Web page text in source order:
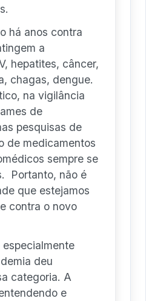
há anos contra
a
hepatites, câncer,
chagas, dengue.
na vigilância
de
pesquisas de
de medicamentos
sempre se
Portanto, não é
que estejamos
contra o novo
deu
categoria. A
e